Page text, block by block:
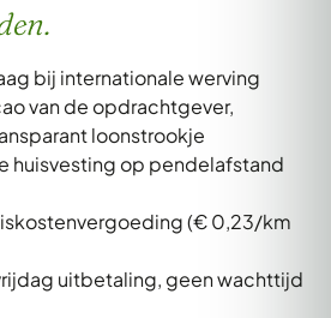
bij internationale werving
van de opdrachtgever,
loonstrookje
huisvesting op pendelafstand
(€ 0,23/km
uitbetaling, geen wachttijd